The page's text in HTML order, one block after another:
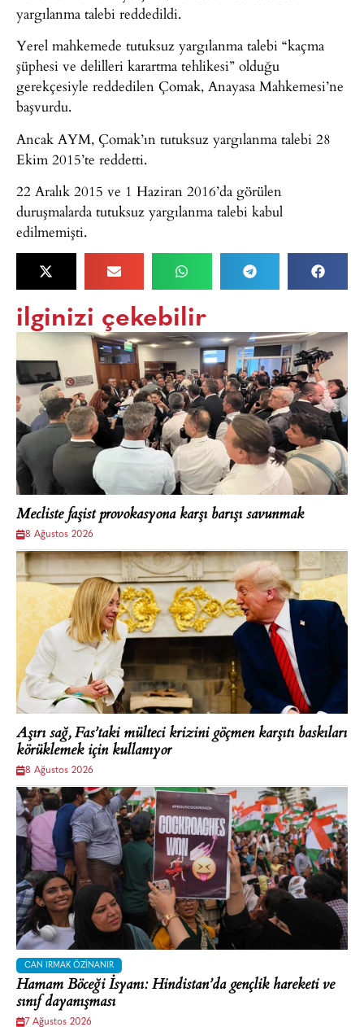
yargılanma talebi reddedildi.
Yerel mahkemede tutuksuz yargılanma talebi “kaçma
şüphesi ve delilleri karartma tehlikesi” olduğu
gerekçesiyle reddedilen Çomak, Anayasa Mahkemesi’ne
başvurdu.
Ancak AYM, Çomak’ın tutuksuz yargılanma talebi 28
Ekim 2015’te reddetti.
22 Aralık 2015 ve 1 Haziran 2016’da görülen
duruşmalarda tutuksuz yargılanma talebi kabul
edilmemişti.
ilginizi çekebilir
Mecliste faşist provokasyona karşı barışı savunmak
8 Ağustos 2026
Aşırı sağ, Fas’taki mülteci krizini göçmen karşıtı baskıları
körüklemek için kullanıyor
8 Ağustos 2026
CAN IRMAK ÖZINANIR
Hamam Böceği İsyanı: Hindistan’da gençlik hareketi ve
sınıf dayanışması
7 Ağustos 2026